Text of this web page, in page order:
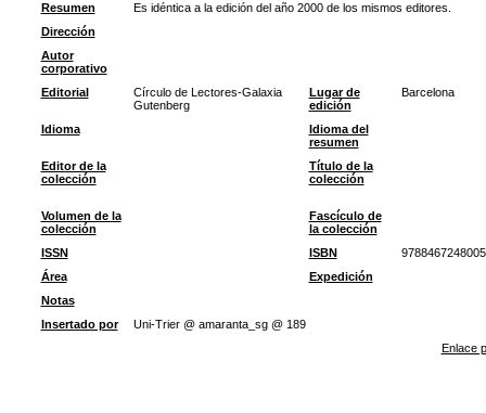
Resumen
Es idéntica a la edición del año 2000 de los mismos editores.
Dirección
Autor
corporativo
Editorial
Círculo de Lectores-Galaxia
Gutenberg
Lugar de
edición
Barcelona
Idioma
Idioma del
resumen
Editor de la
colección
Título de la
colección
Volumen de la
colección
Fascículo de
la colección
ISSN
ISBN
9788467248005
Área
Expedición
Notas
Insertado por
Uni-Trier @ amaranta_sg @ 189
Enlace